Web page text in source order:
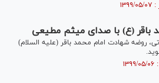
باقر (ع) با صدای میثم مطیعی
روضه شهادت امام محمد باقر (علیه السلام)